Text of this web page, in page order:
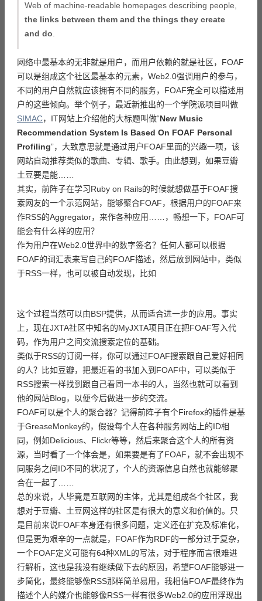
Web of machine-readable homepages describing people,
the links between them and the things they create
and do.
网络中最基本的无非就是用户，而用户依赖的就是社区，FOAF
可以是组成这个社区最基本的元素，Web2.0强调用户的参与，
不同的用户自然就应该拥有不同的服务，FOAF完全可以描述用
户的这些倾向。举个例子，最近新推出的一个学院派项目叫做
SIMAC，IT网站上介绍他的大标题叫做“New Music
Recommendation System Is Based On FOAF Personal
Profiling”，大致意思就是通过用户FOAF里面的兴趣一项，该
网站自动推荐类似的歌曲、专辑、歌手。由此想到，如果豆瓣
土豆要是能……
其实，前阵子在学习Ruby on Rails的时候就想做基于FOAF搜
索网友的一个示范网站，能够聚合FOAF，根据用户的FOAF来
作RSS的Aggregator，来作各种应用……，畅想一下，FOAF可
能会有什么样的应用？
作为用户在Web2.0世界中的数字签名？任何人都可以根据
FOAF的词汇表来写自己的FOAF描述，然后放到网站中，类似
于RSS一样，也可以被自动发现，比如
这个过程当然可以由BSP提供，从而适合进一步的应用。事实
上，现在JXTA社区中知名的MyJXTA项目正在把FOAF写入代
码，作为用户之间交流搜索定位的基础。
类似于RSS的订阅一样，你可以通过FOAF搜索跟自己爱好相同
的人？比如豆瓣，把最近看的书加入到FOAF中，可以类似于
RSS搜索一样找到跟自己看同一本书的人，当然也就可以看到
他的网站Blog，以便今后做进一步的交流。
FOAF可以是个人的聚合器？记得前阵子有个Firefox的插件是基
于GreaseMonkey的，假设每个人在各种服务网站上的ID相
同，例如Delicious、Flickr等等，然后来聚合这个人的所有资
源，当时看了一个体会是，如果要是有了FOAF，就不会出现不
同服务之间ID不同的状况了，个人的资源信息自然也就能够聚
合在一起了……
总的来说，人毕竟是互联网的主体，尤其是组成各个社区，我
想对于豆瓣、土豆网这样的社区是有很大的意义和价值的。只
是目前来说FOAF本身还有很多问题，定义还在扩充及标准化，
但是更为艰辛的一点就是，FOAF作为RDF的一部分过于复杂，
一个FOAF定义可能有64种XML的写法，对于程序而言很难进
行解析，这也是我没有继续做下去的原因，希望FOAF能够进一
步简化，最终能够像RSS那样简单易用，我相信FOAF最终作为
描述个人的媒介也能够像RSS一样有很多Web2.0的应用浮现出